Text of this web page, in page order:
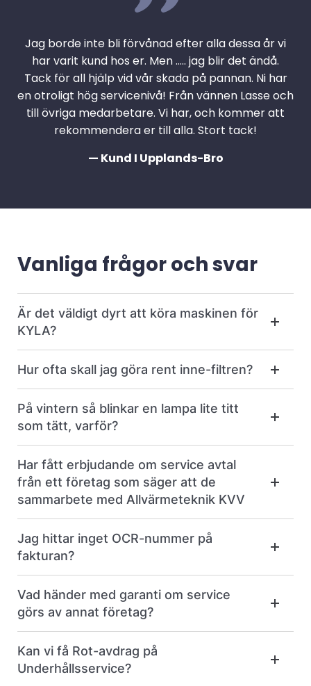
Jag borde inte bli förvånad efter alla dessa år vi
har varit kund hos er. Men ….. jag blir det ändå.
Tack för all hjälp vid vår skada på pannan. Ni har
en otroligt hög servicenivå! Från vännen Lasse och
till övriga medarbetare. Vi har, och kommer att
rekommendera er till alla. Stort tack!
— Kund I Upplands-Bro
Vanliga frågor och svar
Är det väldigt dyrt att köra maskinen för
KYLA?
Hur ofta skall jag göra rent inne-filtren?
På vintern så blinkar en lampa lite titt
som tätt, varför?
Har fått erbjudande om service avtal
från ett företag som säger att de
sammarbete med Allvärmeteknik KVV
Jag hittar inget OCR-nummer på
fakturan?
Vad händer med garanti om service
görs av annat företag?
Kan vi få Rot-avdrag på
Underhållsservice?